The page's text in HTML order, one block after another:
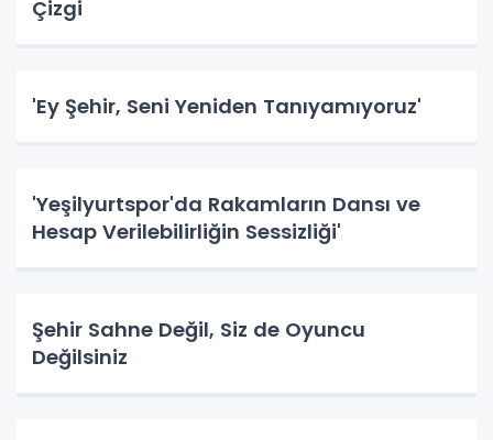
Çizgi
'Ey Şehir, Seni Yeniden Tanıyamıyoruz'
'Yeşilyurtspor'da Rakamların Dansı ve
Hesap Verilebilirliğin Sessizliği'
Şehir Sahne Değil, Siz de Oyuncu
Değilsiniz